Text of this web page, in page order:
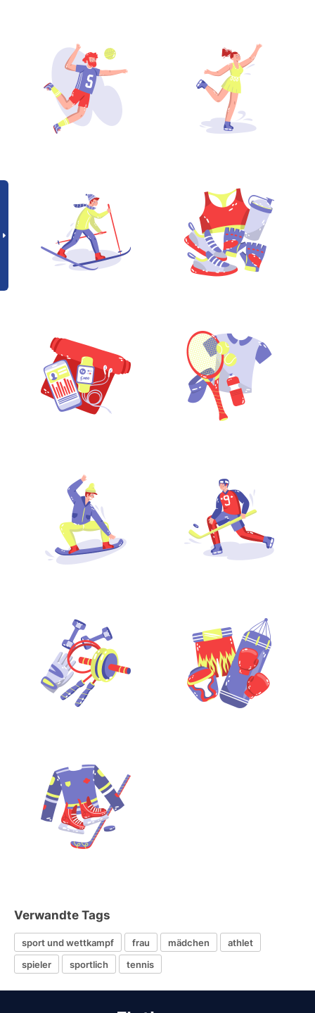
Verwandte Tags
sport und wettkampf frau mädchen
athlet
spieler
sportlich tennis